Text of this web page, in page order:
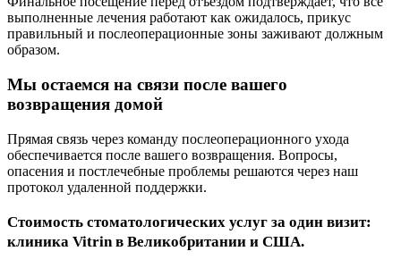
выполненные лечения работают как ожидалось, прикус
правильный и послеоперационные зоны заживают должным
образом.
Мы остаемся на связи после вашего
возвращения домой
Прямая связь через команду послеоперационного ухода
обеспечивается после вашего возвращения. Вопросы,
опасения и постлечебные проблемы решаются через наш
протокол удаленной поддержки.
Стоимость стоматологических услуг за один визит:
клиника Vitrin в Великобритании и США.